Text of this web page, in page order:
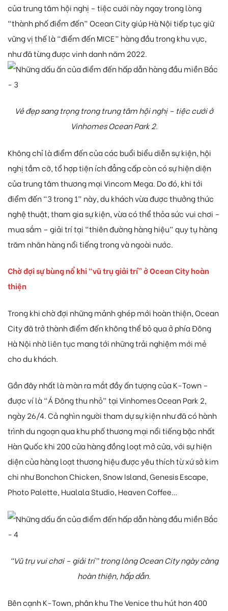
của trung tâm hội nghị – tiệc cưới này ngay trong lòng
“thành phố điểm đến” Ocean City giúp Hà Nội tiếp tục giữ
vững vị thế là “điểm đến MICE” hàng đầu trong khu vực,
như đã từng được vinh danh năm 2022.
Vẻ đẹp sang trọng trong trung tâm hội nghị – tiệc cưới ở
Vinhomes Ocean Park 2.
Không chỉ là điểm đến của các buổi biểu diễn sự kiện, hội
nghị tầm cỡ, tổ hợp tiện ích đẳng cấp còn có sự hiện diện
của trung tâm thương mại Vincom Mega. Do đó, khi tới
điểm đến “3 trong 1” này, du khách vừa được thưởng thức
nghệ thuật, tham gia sự kiện, vừa có thể thỏa sức vui chơi –
mua sắm – giải trí tại “thiên đường hàng hiệu” quy tụ hàng
trăm nhãn hàng nổi tiếng trong và ngoài nước.
Chờ đợi sựbùng nổ khi “vũ trụ giải trí” ở Ocean City hoàn
thiện
Trong khi chờ đợi những mảnh ghép mới hoàn thiện, Ocean
City đã trở thành điểm đến không thể bỏ qua ở phía Đông
Hà Nội nhờ liên tục mang tới những trải nghiệm mới mẻ
cho du khách.
Gần đây nhất là màn ra mắt đầy ấn tượng của K-Town –
được ví là “Á Đông thu nhỏ” tại Vinhomes Ocean Park 2,
ngày 26/4. Cả nghìn người tham dự sự kiện như đã có hành
trình du ngoạn qua khu phố thương mại nổi tiếng bậc nhất
Hàn Quốc khi 200 cửa hàng đồng loạt mở cửa, với sự hiện
diện của hàng loạt thương hiệu được yêu thích từ xứ sở kim
chi như Bonchon Chicken, Snow Island, Genesis Escape,
Photo Palette, Hualala Studio, Heaven Coffee…
“Vũ trụ vui chơi – giải trí” trong lòng Ocean City ngày càng
hoàn thiện, hấp dẫn.
Bên cạnh K-Town, phân khu The Venice thu hút hơn 400